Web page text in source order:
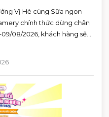
Vị Hè cùng Sữa ngon
chính thức dừng chân
08/2026, khách hàng sẽ
vị mùa hè độc đáo, tham
vị và nhận quà tặng phiên
Phú Celadon.